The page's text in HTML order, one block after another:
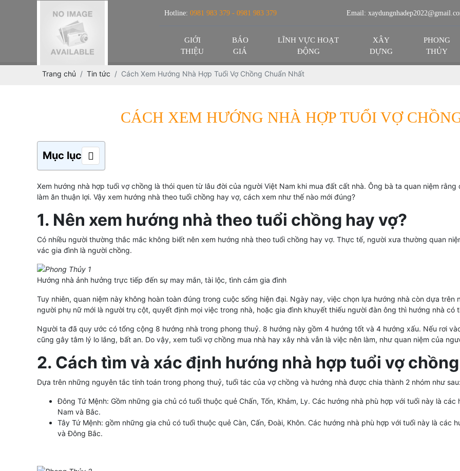
Hotline: 0981 983 379 - 0981 983 379 Email:
GIỚI
THIỆU
BÁO
GIÁ
LĨNH VỰC HOẠT
ĐỘNG
XÂY
DỰNG
PHONG
THỦY
Trang chủ Tin tức Cách Xem Hướng Nhà Hợp Tuổi Vợ Chồng Chuẩn Nhất
CÁCH XEM HƯỚNG NHÀ HỢP TUỔI VỢ
Mục lục
Xem hướng nhà hợp tuổi vợ chồng là thói quen từ lâu đời của người Việt Nam khi mua đất cất nhà. Ông bà ta quan niệm
làm ăn thuận lợi. Vậy xem hướng nhà theo tuổi chồng hay vợ, cách xem như thế nào mới đúng?
1. Nên xem hướng nhà theo tuổi chồng hay vợ?
Có nhiều người thường thắc mắc không biết nên xem hướng nhà theo tuổi chồng hay vợ. Thực tế, người xưa thường quan
vác gia đình là người chồng.
Hướng nhà ảnh hưởng trực tiếp đến sự may mắn, tài lộc, tình cảm gia đình
Tuy nhiên, quan niệm này không hoàn toàn đúng trong cuộc sống hiện đại. Ngày nay, việc chọn lựa hướng nhà còn dựa trên
người phụ nữ mới là người trụ cột, quyết định mọi việc trong nhà, hoặc gia đình khuyết thiếu người đàn ông thì hướng nhà có
Người ta đã quy ước có tổng cộng 8 hướng nhà trong phong thuỷ. 8 hướng này gồm 4 hướng tốt và 4 hướng xấu. Nếu rơi
cũng gây tâm lý lo lắng, bất an. Do vậy, xem tuổi vợ chồng mua nhà hay xây nhà vẫn là việc nên làm, như quan niệm của
2. Cách tìm và xác định hướng nhà hợp tuổi vợ chồng
Dựa trên những nguyên tắc tính toán trong phong thuỷ, tuổi tác của vợ chồng và hướng nhà được chia thành 2 nhóm như sau:
Đông Tứ Mệnh: Gồm những gia chủ có tuổi thuộc quẻ Chấn, Tốn, Khảm, Ly. Các hướng nhà phù hợp với tuổi này là
Nam và Bắc.
Tây Tứ Mệnh: gồm những gia chủ có tuổi thuộc quẻ Càn, Cấn, Đoài, Khôn. Các hướng nhà phù hợp với tuổi này là các
và Đông Bắc.